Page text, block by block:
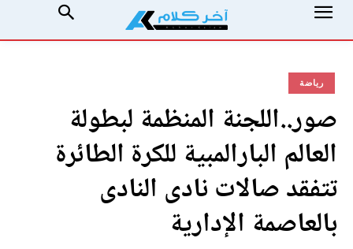
رياضة
صور..اللجنة المنظمة لبطولة
العالم البارالمبية للكرة الطائرة
تتفقد صالات نادى النادى
بالعاصمة الإدارية